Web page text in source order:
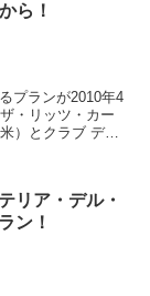
ら！
プランが2010年4
・リッツ・カー
リア・デル・
ン！